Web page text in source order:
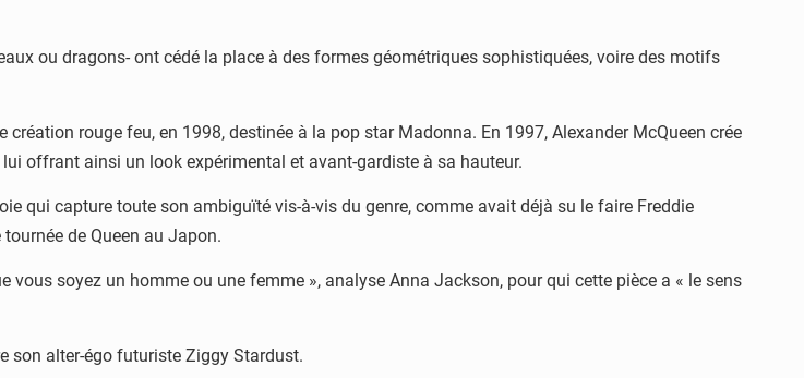
ou dragons- ont cédé la place à des formes géométriques sophistiquées, voire des motifs
rouge feu, en 1998, destinée à la pop star Madonna. En 1997, Alexander McQueen crée
offrant ainsi un look expérimental et avant-gardiste à sa hauteur.
qui capture toute son ambiguïté vis-à-vis du genre, comme avait déjà su le faire Freddie
de Queen au Japon.
vous soyez un homme ou une femme », analyse Anna Jackson, pour qui cette pièce a « le sens
son alter-égo futuriste Ziggy Stardust.